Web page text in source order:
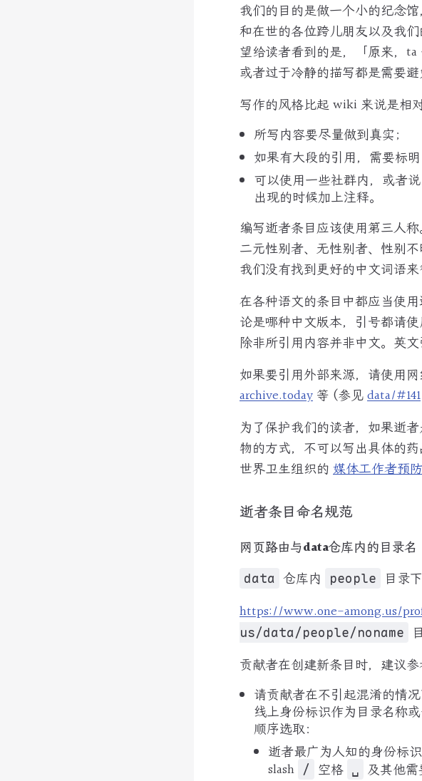
我们的目的是做一个小的纪念
和在世的各位跨儿朋友以及我
望给读者看到的是，「原来，
或者过于冷静的描写都是需要避
写作的风格比起 wiki 来说是相
所写内容要尽量做到真实；
如果有大段的引用，需要标明
可以使用一些社群内，或者
出现的时候加上注释。
编写逝者条目应该使用第三人
二元性别者、无性别者、性别
我们没有找到更好的中文词语
在各种语文的条目中都应当使
论是哪种中文版本，引号都请使
除非所引用内容并非中文。英文
如果要引用外部来源，请使用
archive.today 等 (参见data/#141
为了保护我们的读者，如果逝
物的方式，不可以写出具体的
世界卫生组织的 媒体工作者预
逝者条目命名规范
网页路由与data仓库内的目录名
data 仓库内 people
目录
https://www.one-among.us/
us/data/people/noname
贡献者在创建新条目时，建议
请贡献者在不引起混淆的情
线上身份标识作为目录名称
顺序选取：
逝者最广为人知的身份标
slash / 空格 ␣ 及其他